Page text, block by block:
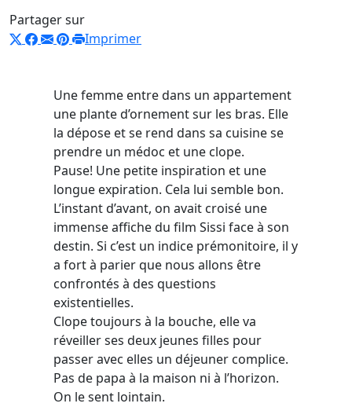
Partager sur
Imprimer
Une femme entre dans un appartement
une plante d’ornement sur les bras. Elle
la dépose et se rend dans sa cuisine se
prendre un médoc et une clope.
Pause! Une petite inspiration et une
longue expiration. Cela lui semble bon.
L’instant d’avant, on avait croisé une
immense affiche du film Sissi face à son
destin. Si c’est un indice prémonitoire, il y
a fort à parier que nous allons être
confrontés à des questions
existentielles.
Clope toujours à la bouche, elle va
réveiller ses deux jeunes filles pour
passer avec elles un déjeuner complice.
Pas de papa à la maison ni à l’horizon.
On le sent lointain.